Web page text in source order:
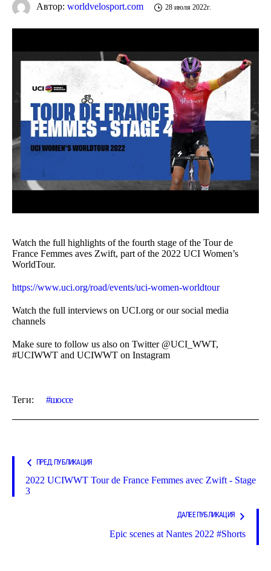
Автор: worldvelosport.com 28 июля 2022г.
Watch the full highlights of the fourth stage of the Tour de
France Femmes aves Zwift, part of the 2022 UCI Women’s
WorldTour.
https://www.uci.org/road/events/uci-women-worldtour
Watch the full interviews on UCI.org or our social media
channels
Make sure to follow us also on Twitter @UCI_WWT,
#UCIWWT and UCIWWT on Instagram
Теги: шоссе
ПРЕД. ПУБЛИКАЦИЯ
2022 UCIWWT Tour de France Femmes avec Zwift - Stage
3
ДАЛЕЕ ПУБЛИКАЦИЯ
Epic scenes at Nantes 2022 #Shorts